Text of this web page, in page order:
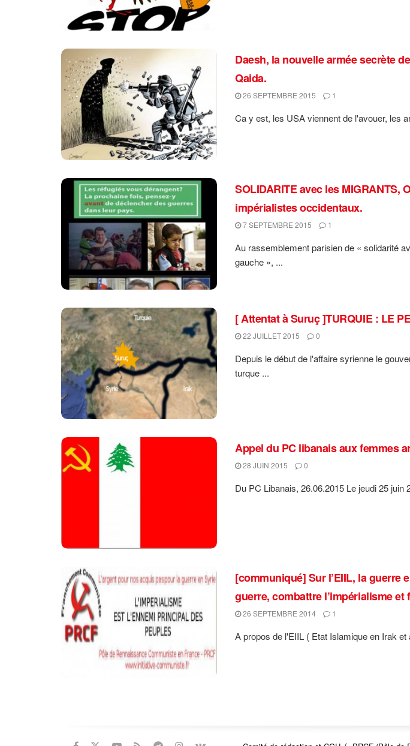
Daesh, la nouvelle armée secrète
Qaida.
26 SEPTEMBRE 2015 1
Ca y est, les USA viennent de l'avouer, les
SOLIDARITE avec les MIGRANTS,
impérialistes occidentaux.
7 SEPTEMBRE 2015 1
Au rassemblement parisien de « solidarité
gauche », ...
[ Attentat à Suruç ]TURQUIE : LE
22 JUILLET 2015 0
Depuis le début de l'affaire syrienne le
turque ...
Appel du PC libanais aux femmes
28 JUIN 2015 0
Du PC Libanais, 26.06.2015 Le jeudi 25
[communiqué] Sur l’EIIL, la guerre
guerre, combattre l’impérialisme et
26 SEPTEMBRE 2014 1
A propos de l'EIIL ( Etat Islamique en Irak